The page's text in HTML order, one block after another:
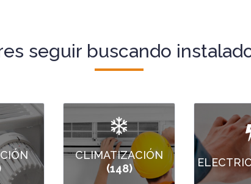
seguir buscando
CLIMATIZACIÓN
(148)